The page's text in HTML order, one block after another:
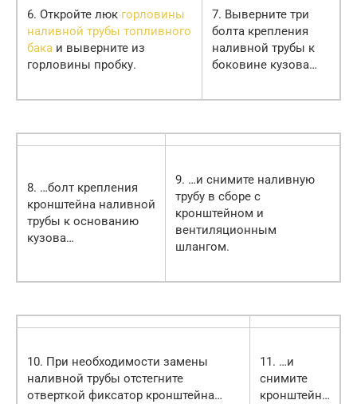
6. Откройте люк горловины
наливной трубы топливного
бака и выверните из
горловины пробку.
7. Выверните три
болта крепления
наливной трубы к
боковине кузова…
8. …болт крепления
кронштейна наливной
трубы к основанию
кузова…
9. …и снимите наливную
трубу в сборе с
кронштейном и
вентиляционным
шлангом.
10. При необходимости замены
наливной трубы отстегните
отверткой фиксатор кронштейна…
11. …и
снимите
кронштейн…